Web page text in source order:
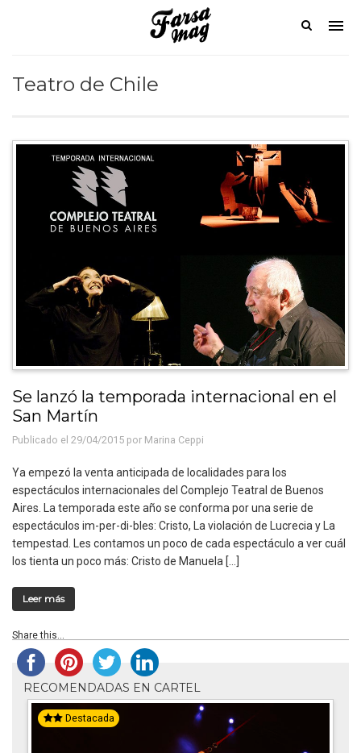
Teatro de Chile
Se lanzó la temporada internacional en el
San Martín
Publicado el 29/04/2015 por Marina Ceppi
Ya empezó la venta anticipada de localidades para los
espectáculos internacionales del Complejo Teatral de Buenos
Aires. La temporada este año se conforma por una serie de
espectáculos im-per-di-bles: Cristo, La violación de Lucrecia y La
tempestad. Les contamos un poco de cada espectáculo a ver cuál
los tienta un poco más: Cristo de Manuela […]
Leer más
Share this...
RECOMENDADAS EN CARTEL
Destacada